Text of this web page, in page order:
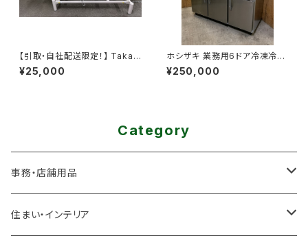
【引取・自社配送限定！】 Takad
a Bed タカダベッド 電動 昇降
カイロベッド 整体ベッド 施術ベ
¥25,000
ホシザキ 業務用6ドア冷凍冷蔵
庫 HRF-180AF-1 2023年製
¥250,000
Category
事務・店舗用品
厨房機器
住まい・インテリア